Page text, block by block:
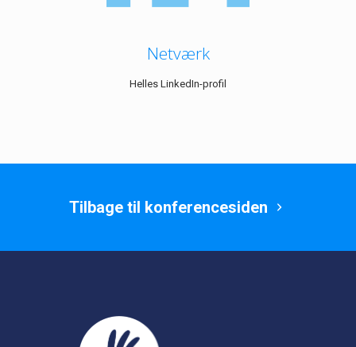
Netværk
Helles LinkedIn-profil
Tilbage til konferencesiden